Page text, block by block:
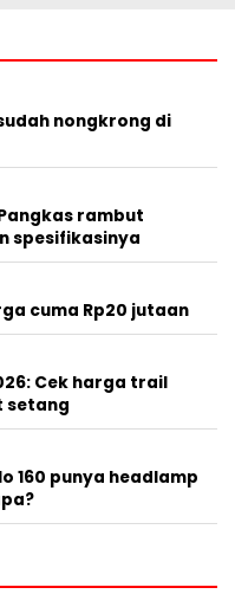
nongkrong di
rambut
spesifikasinya
cuma Rp20 jutaan
Cek harga trail
setang
160 punya headlamp